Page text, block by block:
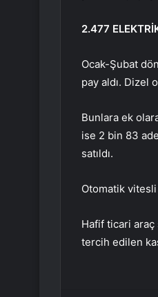
2.477
Ocak-Şubat
pay aldı. Dizel
Bunlara ek
ise 2 bin 83
satıldı.
Otomatik vitesli
Hafif ticari araç
tercih edilen